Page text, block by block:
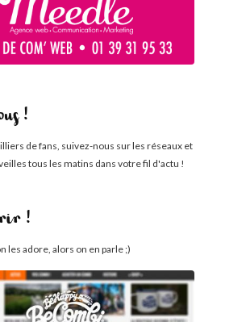
!
de fans, suivez-nous sur les réseaux et
tous les matins dans votre fil d'actu !
!
les adore, alors on en parle ;)